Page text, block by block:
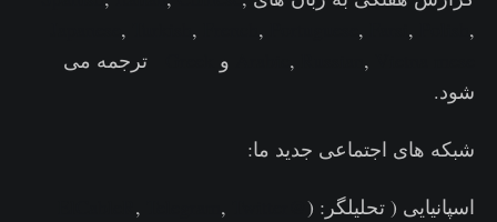
, , , , ,
,
, , و
ترجمه می
شود.
شبکه های اجتماعی جدید ما:
اسپانیایی ( تحلیلگر: ( , ,